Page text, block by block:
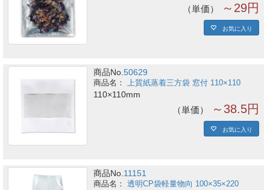
単価 ～29円
お気に入り
商品No.50629
上質紙蒸着三方袋 窓付 110×110
110×110mm
単価 ～38.5円
お気に入り
商品No.11151
透明CP袋軽量物向 100×35×220